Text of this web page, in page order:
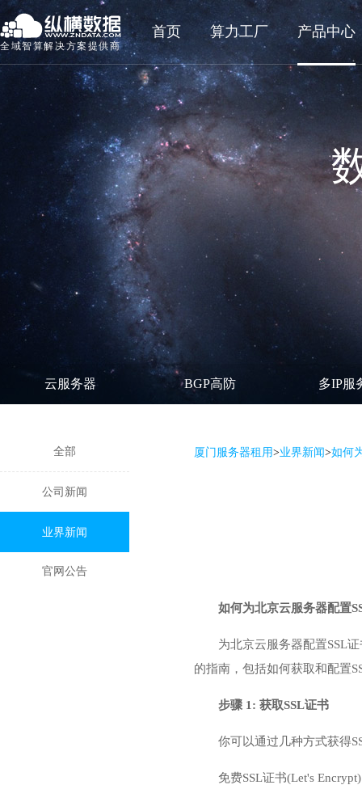
全域智算解决方案提供商
首页 算力工厂 产品中心
云服务器 BGP高防 多IP服
全部
公司新闻
业界新闻
官网公告
厦门服务器租用>业界新闻>如何
如何为北京云服务器配置
为北京云服务器配置SSL
的指南，包括如何获取和配置
步骤 1: 获取SSL证书
你可以通过几种方式获得
免费SSL证书(Let's